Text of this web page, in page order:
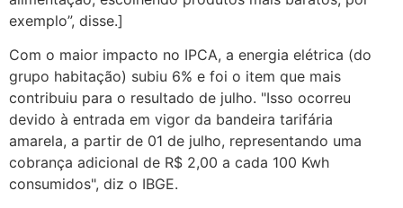
exemplo”, disse.]
Com o maior impacto no IPCA, a energia elétrica (do
grupo habitação) subiu 6% e foi o item que mais
contribuiu para o resultado de julho. "Isso ocorreu
devido à entrada em vigor da bandeira tarifária
amarela, a partir de 01 de julho, representando uma
cobrança adicional de R$ 2,00 a cada 100 Kwh
consumidos", diz o IBGE.